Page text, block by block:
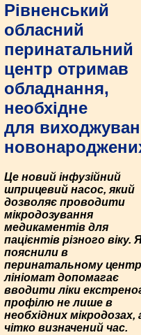
Рівненський
обласний
перинатальний
центр отримав
обладнання,
необхідне
для
Це новий інфузійний
шприцевий насос, який
дозволяє проводити
мікродозування
медикаментів для
пацієнтів різного віку.
пояснили в
перинатальному
лініомат допомагає
вводити ліки
профілю не лише в
необхідних мікродозах,
чітко визначений час.